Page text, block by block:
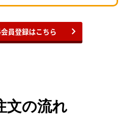
員登録はこちら
文の流れ